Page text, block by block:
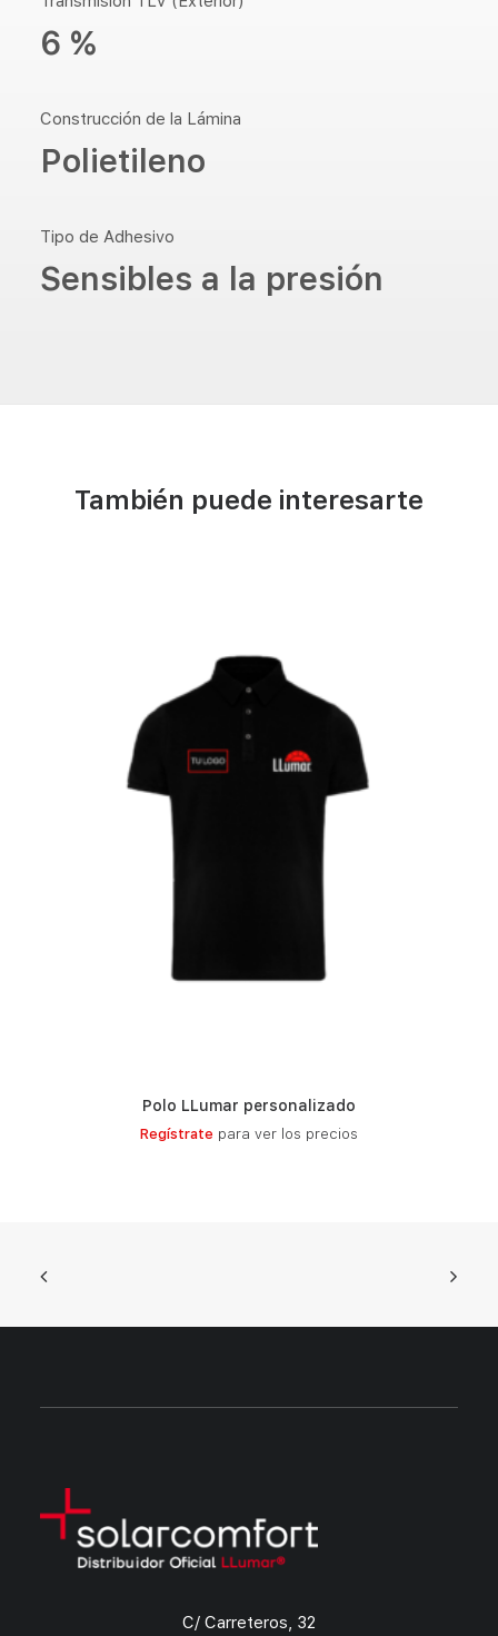
6 %
Construcción de la Lámina
Polietileno
Tipo de Adhesivo
Sensibles a la presión
También puede interesarte
Polo LLumar personalizado
Regístrate para ver los precios
C/ Carreteros, 32